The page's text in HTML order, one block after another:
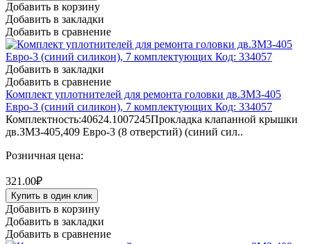
Добавить в корзину
Добавить в закладки
Добавить в сравнение
Добавить в закладки
Добавить в сравнение
Комплект уплотнителей для ремонта головки дв.ЗМЗ-405
Евро-3 (синий силикон), 7 комплектующих Код: 334057
Комплектность:40624.1007245Прокладка клапанной крышки
дв.ЗМЗ-405,409 Евро-3 (8 отверстий) (синий сил..
Розничная цена:
321.00₽
Купить в один клик
Добавить в корзину
Добавить в закладки
Добавить в сравнение